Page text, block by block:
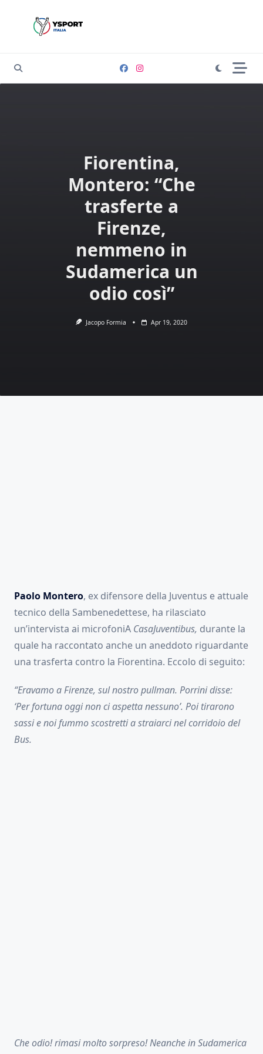
Fiorentina,
Montero: “Che
trasferte a
Firenze,
nemmeno in
Sudamerica un
odio così”
Jacopo Formia Apr 19, 2020
Paolo Montero, ex difensore della Juventus e attuale
tecnico della Sambenedettese, ha rilasciato
un’intervista ai microfoniA CasaJuventibus, durante la
quale ha raccontato anche un aneddoto riguardante
una trasferta contro la Fiorentina. Eccolo di seguito:
“Eravamo a Firenze, sul nostro pullman. Porrini disse:
‘Per fortuna oggi non ci aspetta nessuno’. Poi tirarono
sassi e noi fummo scostretti a straiarci nel corridoio del
Bus.
Che odio! rimasi molto sorpreso! Neanche in Sudamerica